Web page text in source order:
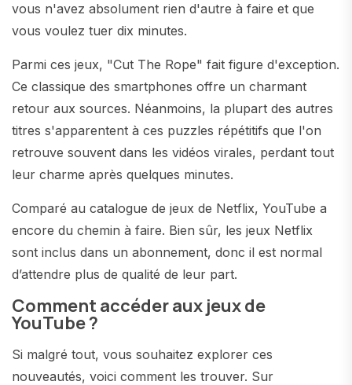
vous n'avez absolument rien d'autre à faire et que
vous voulez tuer dix minutes.
Parmi ces jeux, "Cut The Rope" fait figure d'exception.
Ce classique des smartphones offre un charmant
retour aux sources. Néanmoins, la plupart des autres
titres s'apparentent à ces puzzles répétitifs que l'on
retrouve souvent dans les vidéos virales, perdant tout
leur charme après quelques minutes.
Comparé au catalogue de jeux de Netflix, YouTube a
encore du chemin à faire. Bien sûr, les jeux Netflix
sont inclus dans un abonnement, donc il est normal
d’attendre plus de qualité de leur part.
Comment accéder aux jeux de
YouTube ?
Si malgré tout, vous souhaitez explorer ces
nouveautés, voici comment les trouver. Sur